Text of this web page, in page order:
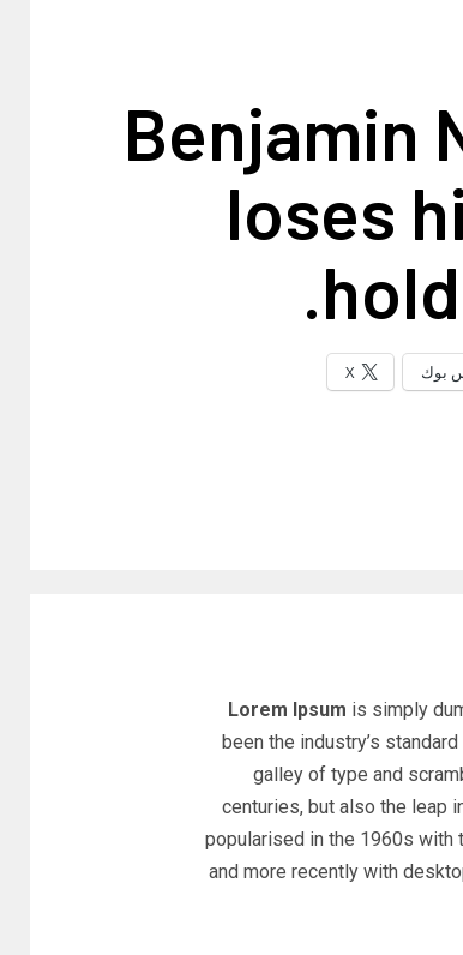
Benjamin
loses
بوك X
Lorem Ipsum is simply
been the industry’s
galley of type and
centuries, but also the leap
popularised in the 1960s
and more recently with